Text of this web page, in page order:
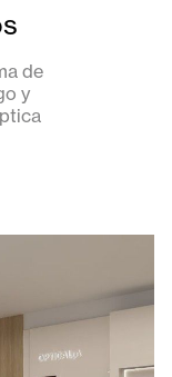
de
y